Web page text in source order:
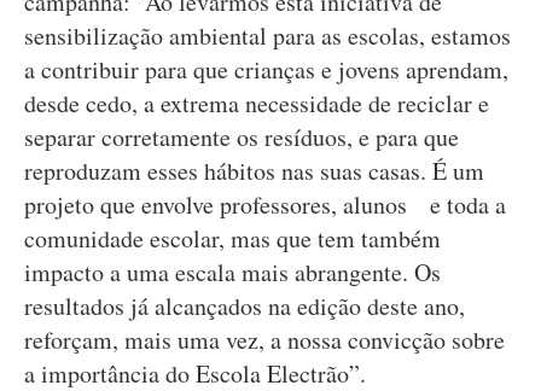
sensibilização ambiental para as escolas, estamos
a contribuir para que crianças e jovens aprendam,
desde cedo, a extrema necessidade de reciclar e
separar corretamente os resíduos, e para que
reproduzam esses hábitos nas suas casas. É um
projeto que envolve professores, alunos e toda a
comunidade escolar, mas que tem também
impacto a uma escala mais abrangente. Os
resultados já alcançados na edição deste ano,
reforçam, mais uma vez, a nossa convicção sobre
a importância do Escola Electrão”.